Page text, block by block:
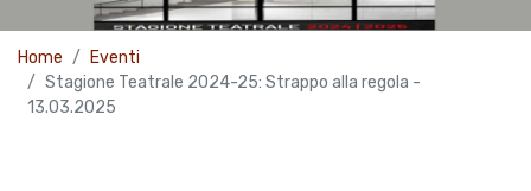
Home
Eventi
Stagione Teatrale 2024-25: Strappo alla regola -
13.03.2025